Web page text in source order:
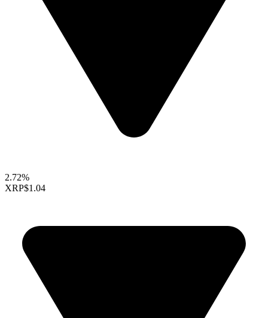
2.72%
XRP$1.04